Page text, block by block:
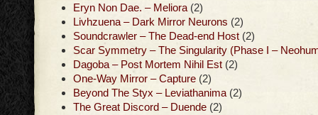
Eryn Non Dae. – Meliora (2)
Livhzuena – Dark Mirror Neurons (2)
Soundcrawler – The Dead-end Host (2)
Scar Symmetry – The Singularity (Phase I –
Dagoba – Post Mortem Nihil Est (2)
One-Way Mirror – Capture (2)
Beyond The Styx – Leviathanima (2)
The Great Discord – Duende (2)